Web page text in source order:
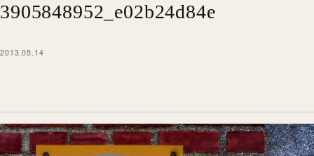
3905848952_e02b24d84e
2013.05.14